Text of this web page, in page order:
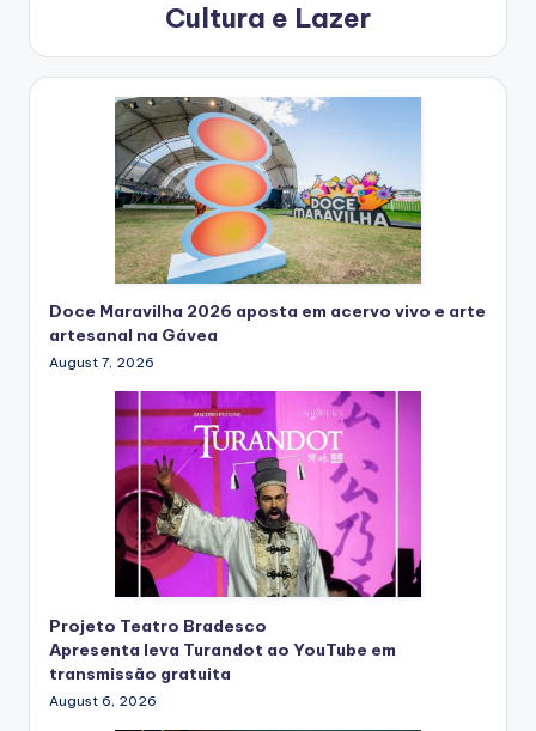
Cultura e Lazer
Doce Maravilha 2026 aposta em acervo vivo e arte
artesanal na Gávea
August 7, 2026
Projeto Teatro Bradesco
Apresenta leva Turandot ao YouTube em
transmissão gratuita
August 6, 2026